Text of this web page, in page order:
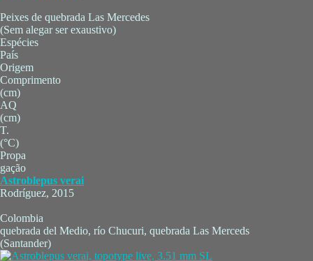
Peixes de quebrada Las Mercedes
(Sem alegar ser exaustivo)
Espécies
País
Origem
Comprimento
(cm)
AQ
(cm)
T.
(°C)
Propa
gação
Astroblepus verai
Rodríguez, 2015
Colombia
quebrada del Medio, río Chucuri, quebrada Las Merceds
(Santander)